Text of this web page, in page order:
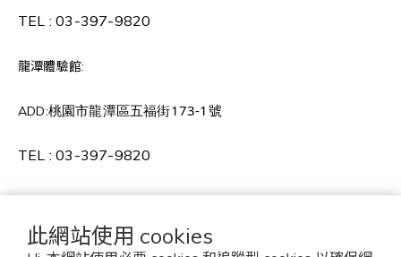
此網站使用 cookies
TEL :03-397-9820
龍潭體驗館:
ADD:桃園市龍潭區五福街173-1號
TEL :03-397-9820
Copyright © 2022 MAKE COLORFUL HOME 茗